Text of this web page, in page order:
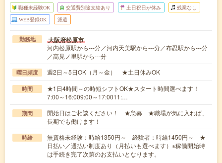
職種未経験OK 交通費別途支給あり 土日祝日が休み 残業なし
WEB登録OK 派遣
勤務地 大阪府松原市
河内松原駅から---分／河内天美駅から---分／布忍駅から---分
／高見ノ里駅から---分
曜日頻度 週2日～5日OK（月～金） ★土日休みOK
時間
★1日4時間～の時短シフトOK★スタート時間選べます！
7:00～16:009:00～17:0011:…
期間
開始日はご相談ください！ ★急募 ★職場が気に入れば、
長期でも働けます！
時給
無資格未経験：時給1350円～ 経験者：時給1450円～ ★
日払い／週払い制度あり（月払いも選べます）※稼働開始時
は手続き完了次第のお支払いとなります。